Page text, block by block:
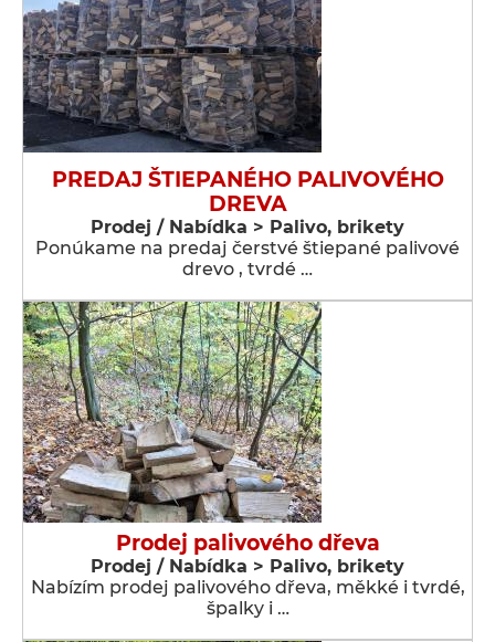
PREDAJ ŠTIEPANÉHO PALIVOVÉHO
DREVA
Prodej / Nabídka > Palivo, brikety
Ponúkame na predaj čerstvé štiepané palivové
drevo , tvrdé …
Prodej palivového dřeva
Prodej / Nabídka > Palivo, brikety
Nabízím prodej palivového dřeva, měkké i tvrdé,
špalky i …